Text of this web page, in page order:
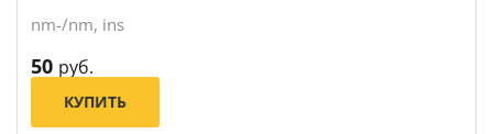
nm-/nm, ins
50 руб.
КУПИТЬ